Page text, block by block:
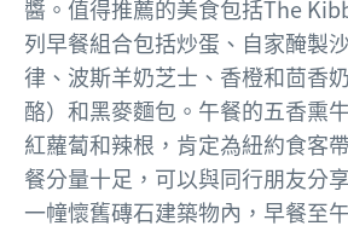
醬。值得推薦的美食包括The
列早餐組合包括炒蛋、自家醃製
律、波斯羊奶芝士、香橙和茴香
酪）和黑麥麵包。午餐的五香熏
紅蘿蔔和辣根，肯定為紐約食客
餐分量十足，可以與同行朋友分
一幢懷舊磚石建築物內，早餐至